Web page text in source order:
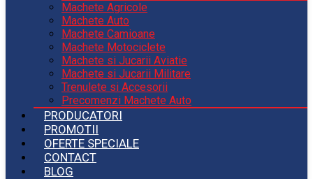
Machete Agricole
Machete Auto
Machete Camioane
Machete Motociclete
Machete si Jucarii Aviatie
Machete si Jucarii Militare
Trenulete si Accesorii
Precomenzi Machete Auto
PRODUCATORI
PROMOTII
OFERTE SPECIALE
CONTACT
BLOG